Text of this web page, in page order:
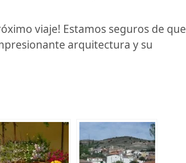
viaje! Estamos seguros de que
arquitectura y su